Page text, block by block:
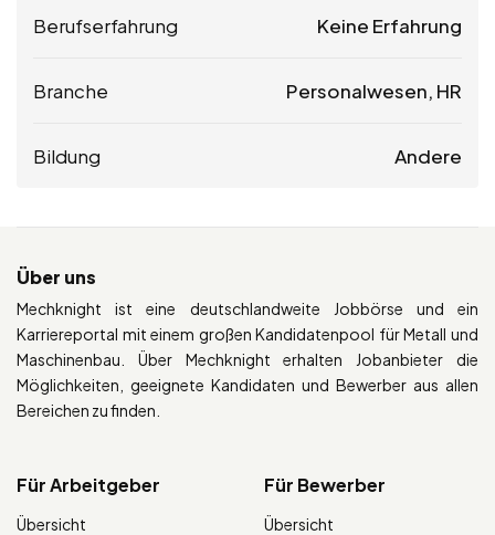
Berufserfahrung Keine Erfahrung
Branche Personalwesen, HR
Bildung Andere
Über uns
Mechknight ist eine deutschlandweite Jobbörse und ein
Karriereportal mit einem großen Kandidatenpool für Metall und
Maschinenbau. Über Mechknight erhalten Jobanbieter die
Möglichkeiten, geeignete Kandidaten und Bewerber aus allen
Bereichen zu finden.
Für Arbeitgeber
Übersicht
Für Bewerber
Übersicht